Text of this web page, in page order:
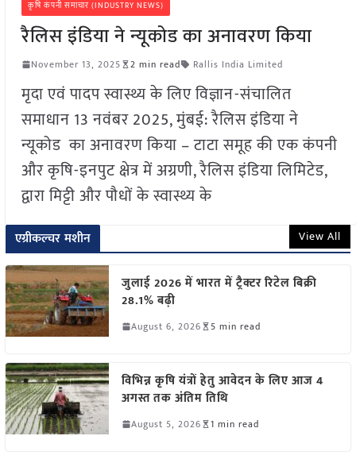
कृषि कंपनी समाचार (INDUSTRY NEWS)
रैलिस इंडिया ने न्यूकोड का अनावरण किया
November 13, 2025 2 min read Rallis India Limited
मृदा एवं पादप स्वास्थ्य के लिए विज्ञान-संचालित
समाधान 13 नवंबर 2025, मुंबई: रैलिस इंडिया ने
न्यूकोड का अनावरण किया – टाटा समूह की एक कंपनी
और कृषि-इनपुट क्षेत्र में अग्रणी, रैलिस इंडिया लिमिटेड,
द्वारा मिट्टी और पौधों के स्वास्थ्य के
एग्रीकल्चर मशीन View All
जुलाई 2026 में भारत में ट्रैक्टर रिटेल बिक्री
28.1% बढ़ी
August 6, 2026 5 min read
विभिन्न कृषि यंत्रों हेतु आवेदन के लिए आज 4
अगस्त तक अंतिम तिथि
August 5, 2026 1 min read